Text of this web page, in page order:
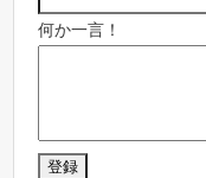
何か一言！